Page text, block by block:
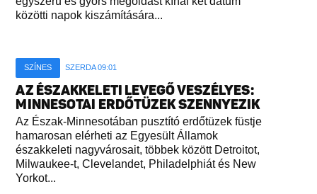
közötti napok kiszámítására...
SZÍNES SZERDA 09:01
AZ ÉSZAKKELETI LEVEGŐ VESZÉLYES:
MINNESOTAI ERDŐTÜZEK SZENNYEZIK
Az Észak-Minnesotában pusztító erdőtüzek füstje
hamarosan elérheti az Egyesült Államok
északkeleti nagyvárosait, többek között Detroitot,
Milwaukee-t, Clevelandet, Philadelphiát és New
Yorkot...